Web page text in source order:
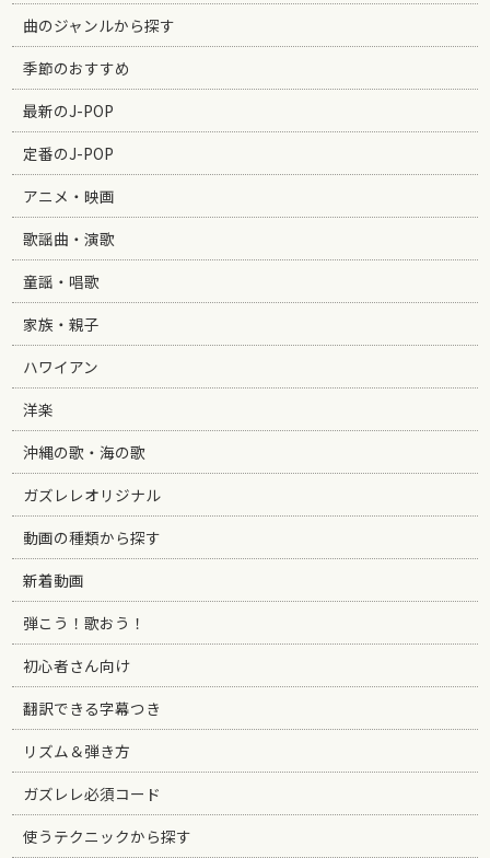
曲のジャンルから探す
季節のおすすめ
最新のJ-POP
定番のJ-POP
アニメ・映画
歌謡曲・演歌
童謡・唱歌
家族・親子
ハワイアン
洋楽
沖縄の歌・海の歌
ガズレレオリジナル
動画の種類から探す
新着動画
弾こう！歌おう！
初心者さん向け
翻訳できる字幕つき
リズム＆弾き方
ガズレレ必須コード
使うテクニックから探す